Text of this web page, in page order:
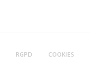
RGPD COOKIES